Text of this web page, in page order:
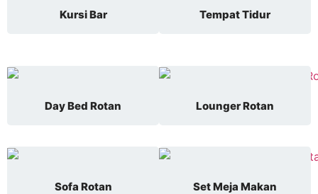
Kursi Bar Tempat Tidur
Day Bed Rotan Lounger Rotan
Sofa Rotan Set Meja Makan